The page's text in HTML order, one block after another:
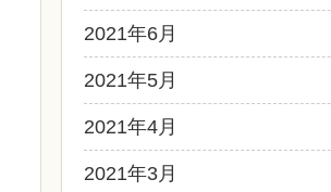
2021年6月
2021年5月
2021年4月
2021年3月